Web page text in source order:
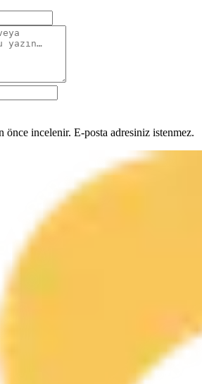
önce incelenir. E-posta adresiniz istenmez.